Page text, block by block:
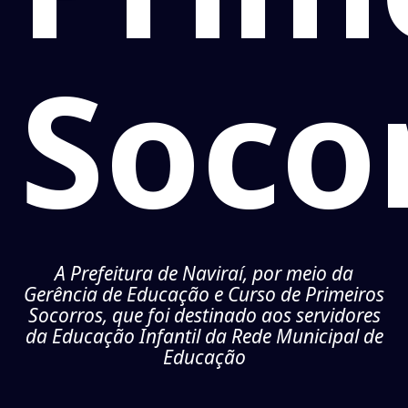
A Prefeitura de Naviraí, por meio da
Gerência de Educação e Curso de Primeiros
Socorros, que foi destinado aos servidores
da Educação Infantil da Rede Municipal de
Educação